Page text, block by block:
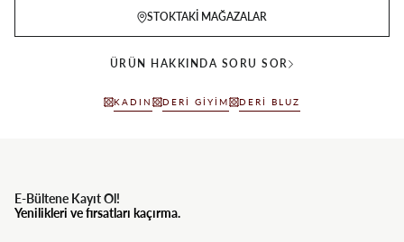
STOKTAKI MAĞAZALAR
ÜRÜN HAKKINDA SORU SOR
KADIN DERI GIYIM DERI BLUZ
E-Bültene Kayıt Ol!
Yenilikleri ve fırsatları kaçırma.